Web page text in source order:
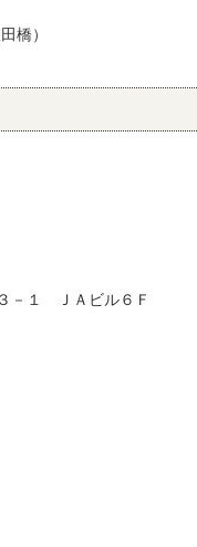
橋）
－１ ＪＡビル６Ｆ